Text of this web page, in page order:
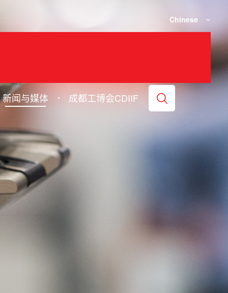
Chinese
新闻与媒体 成都工博会CDIIF